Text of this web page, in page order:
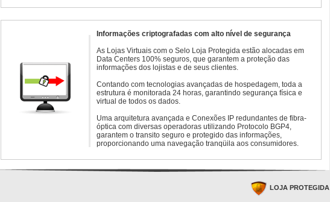
Informações criptografadas com alto nível de segurança
As Lojas Virtuais com o Selo Loja Protegida estão alocadas em
Data Centers 100% seguros, que garantem a proteção das
informações dos lojistas e de seus clientes.
Contando com tecnologias avançadas de hospedagem, toda a
estrutura é monitorada 24 horas, garantindo segurança física e
virtual de todos os dados.
Uma arquitetura avançada e Conexões IP redundantes de fibra-
óptica com diversas operadoras utilizando Protocolo BGP4,
garantem o transito seguro e protegido das informações,
proporcionando uma navegação tranqüila aos consumidores.
LOJA PROTEGIDA